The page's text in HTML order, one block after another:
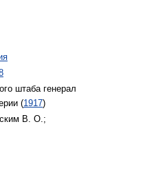
штаба генерал
(1917)
В. О.;